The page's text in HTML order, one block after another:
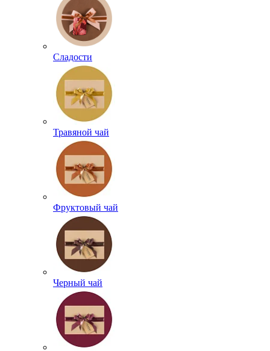
Сладости
Травяной чай
Фруктовый чай
Черный чай